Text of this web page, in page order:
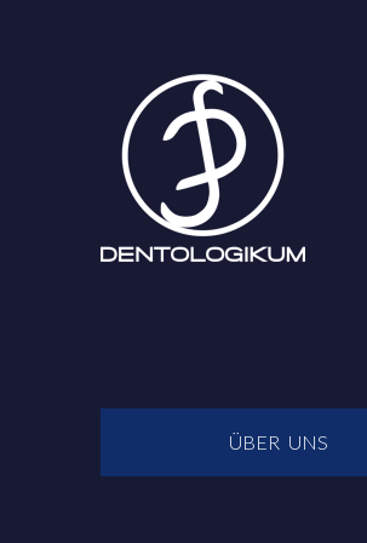
ÜBER UNS